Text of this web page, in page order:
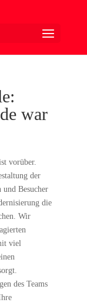
war
vorüber.
der
und Besucher
die
Wir
viel
des Teams